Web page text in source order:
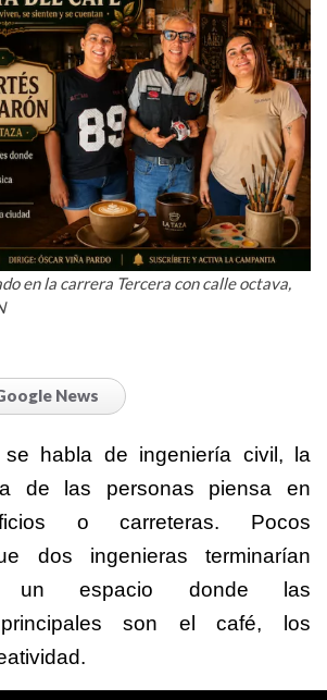
en la carrera Tercera con calle octava,
News
se habla de ingeniería civil, la
de las personas piensa en
o carreteras. Pocos
dos ingenieras terminarían
un espacio donde las
principales son el café, los